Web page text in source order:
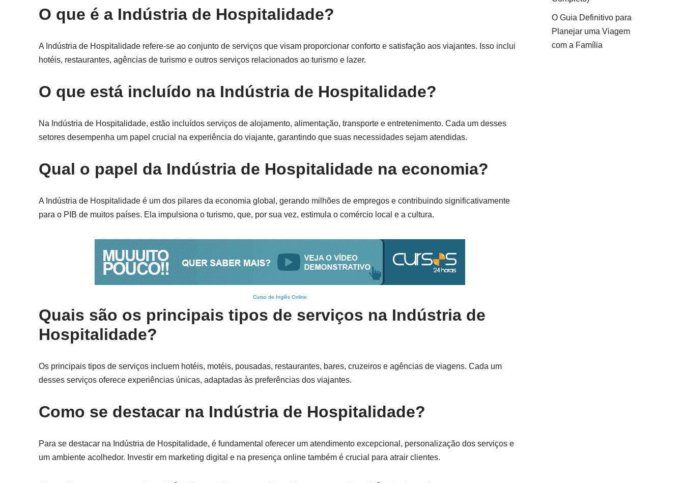
O que é a Indústria de Hospitalidade?
A Indústria de Hospitalidade refere-se ao conjunto de serviços que visam proporcionar conforto e satisfação aos viajantes. Isso inclui
hotéis, restaurantes, agências de turismo e outros serviços relacionados ao turismo e lazer.
O que está incluído na Indústria de Hospitalidade?
Na Indústria de Hospitalidade, estão incluídos serviços de alojamento, alimentação, transporte e entretenimento. Cada um desses
setores desempenha um papel crucial na experiência do viajante, garantindo que suas necessidades sejam atendidas.
Qual o papel da Indústria de Hospitalidade na economia?
A Indústria de Hospitalidade é um dos pilares da economia global, gerando milhões de empregos e contribuindo significativamente
para o PIB de muitos países. Ela impulsiona o turismo, que, por sua vez, estimula o comércio local e a cultura.
Curso de Inglês Online
Quais são os principais tipos de serviços na Indústria de
Hospitalidade?
Os principais tipos de serviços incluem hotéis, motéis, pousadas, restaurantes, bares, cruzeiros e agências de viagens. Cada um
desses serviços oferece experiências únicas, adaptadas às preferências dos viajantes.
Como se destacar na Indústria de Hospitalidade?
Para se destacar na Indústria de Hospitalidade, é fundamental oferecer um atendimento excepcional, personalização dos serviços e
um ambiente acolhedor. Investir em marketing digital e na presença online também é crucial para atrair clientes.
O Guia Definitivo para
Planejar uma Viagem
com a Família